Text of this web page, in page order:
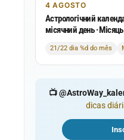
4 AGOSTO
Астрологічний
місячний день · Місяць
21/22 dia %d do mês
📺
dicas